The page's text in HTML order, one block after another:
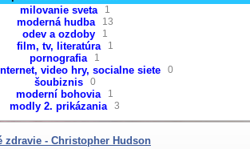
milovanie sveta
1
moderná hudba 13
odev a ozdoby 1
film, tv, literatúra 1
pornografia 1
video hry, socialne siete 0
šoubiznis 0
moderní bohovia 1
modly 2. prikázania 3
zdravie - Christopher Hudson